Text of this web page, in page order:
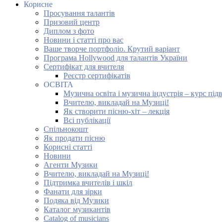
Корисне
Просування талантів
Призовий центр
Диплом з фото
Новини і статті про вас
Ваше творче портфоліо. Крутий варіант
Програма Hollywood для талантів України
Сертифікат для вчителя
Реєстр сертифікатів
ОСВІТА
Музична освіта і музична індустрія – курс
Вчителю, викладай на Музиці!
Як створити пісню-хіт – лекція
Всі публікації
Спільнокошт
Як продати пісню
Корисні статті
Новини
Агенти Музики
Вчителю, викладай на Музиці!
Підтримка вчителів і шкіл
Фанати для зірки
Подяка від Музики
Каталог музикантів
Catalog of musicians